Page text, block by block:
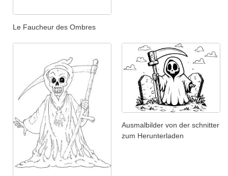
Le Faucheur des Ombres
Ausmalbilder von der schnitter
zum Herunterladen